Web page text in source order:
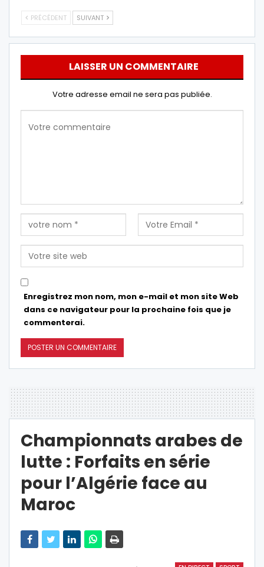
PRÉCÉDENT SUIVANT
LAISSER UN COMMENTAIRE
Votre adresse email ne sera pas publiée.
Enregistrez mon nom, mon e-mail et mon site Web
dans ce navigateur pour la prochaine fois que je
commenterai.
Championnats arabes de
lutte : Forfaits en série
pour l’Algérie face au
Maroc